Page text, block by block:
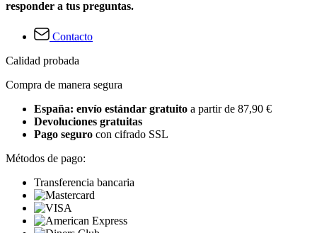
responder a tus preguntas.
Contacto
Calidad probada
Compra de manera segura
España: envío estándar gratuito a partir de 87,90 €
Devoluciones gratuitas
Pago seguro con cifrado SSL
Métodos de pago:
Transferencia bancaria